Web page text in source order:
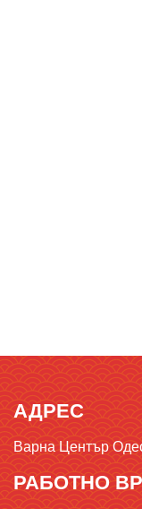
АДРЕС
Варна Център
РАБОТНО